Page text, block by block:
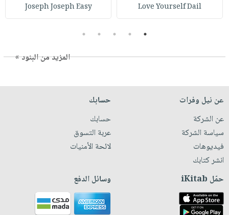
Love Yourself Dail
Joseph Joseph Easy
1
2
3
4
5
المزيد من البنود »
عن نيل وفرات
عن الشركة
سياسة الشركة
فيديوهات
انشر كتابك
حسابك
حسابك
عربة التسوق
لائحة الأمنيات
حمّل iKitab وسائل الدفع